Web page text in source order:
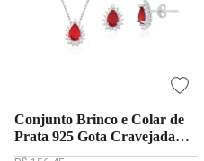
Conjunto Brinco e Colar de
Prata 925 Gota Cravejada
Vermelho